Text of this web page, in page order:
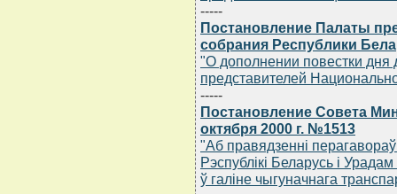
-----
Постановление Палаты
собрания Республики
"О дополнении повестки
представителей
-----
Постановление Совета
октября 2000 г. №1513
"Аб правядзеннi
Рэспублiкi Беларусь i
ў галiне чыгуначнага